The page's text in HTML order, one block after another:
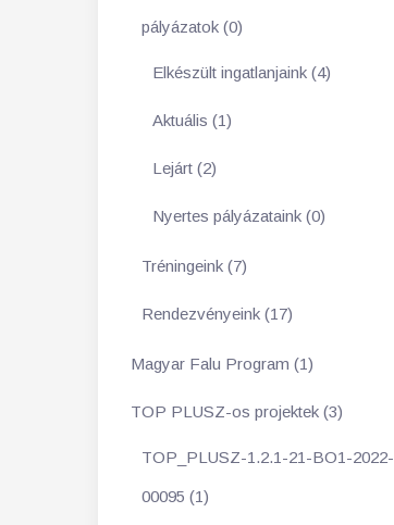
pályázatok (0)
Elkészült ingatlanjaink (4)
Aktuális (1)
Lejárt (2)
Nyertes pályázataink (0)
Tréningeink (7)
Rendezvényeink (17)
Magyar Falu Program (1)
TOP PLUSZ-os projektek (3)
TOP_PLUSZ-1.2.1-21-BO1-2022-
00095 (1)